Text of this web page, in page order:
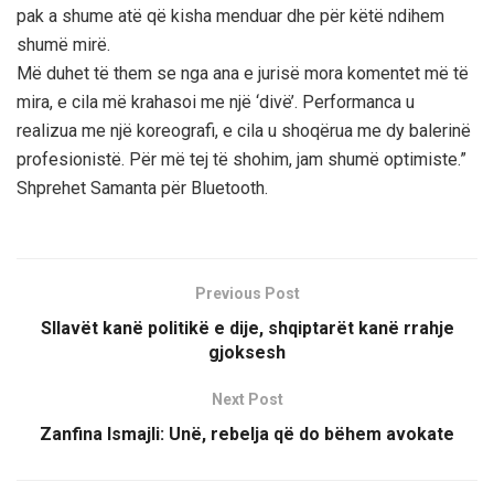
pak a shume atë që kisha menduar dhe për këtë ndihem
shumë mirë.
Më duhet të them se nga ana e jurisë mora komentet më të
mira, e cila më krahasoi me një ‘divë’. Performanca u
realizua me një koreografi, e cila u shoqërua me dy balerinë
profesionistë. Për më tej të shohim, jam shumë optimiste.”
Shprehet Samanta për Bluetooth.
Previous Post
Sllavët kanë politikë e dije, shqiptarët kanë rrahje
gjoksesh
Next Post
Zanfina Ismajli: Unë, rebelja që do bëhem avokate